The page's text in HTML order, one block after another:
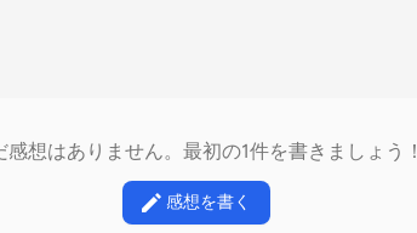
感想はありません。最初の1件を書きましょう！
感想を書く